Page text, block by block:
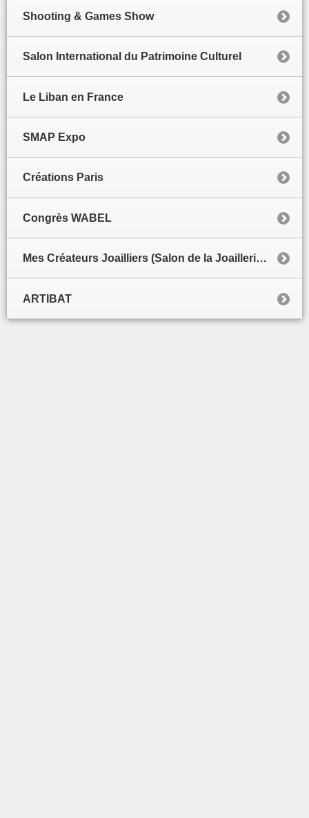
Shooting & Games Show
Salon International du Patrimoine Culturel
Le Liban en France
SMAP Expo
Créations Paris
Congrès WABEL
Mes Créateurs Joailliers (Salon de la Joaillerie de luxe)
ARTIBAT